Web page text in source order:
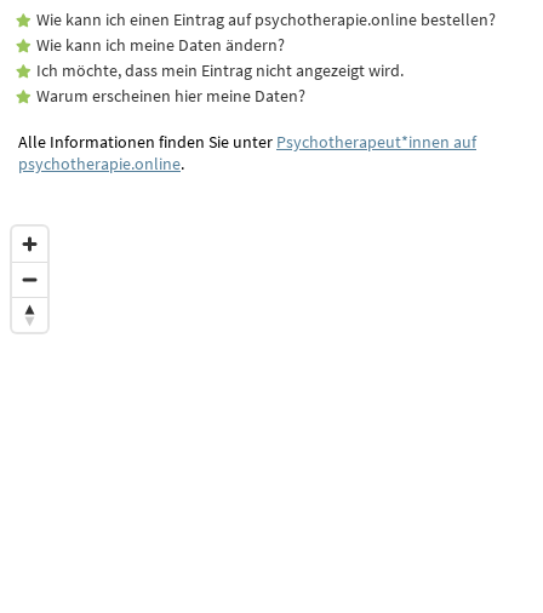
Wie kann ich einen Eintrag auf psychotherapie.online bestellen?
Wie kann ich meine Daten ändern?
Ich möchte, dass mein Eintrag nicht angezeigt wird.
Warum erscheinen hier meine Daten?
Alle Informationen finden Sie unter Psychotherapeut*innen auf
psychotherapie.online.